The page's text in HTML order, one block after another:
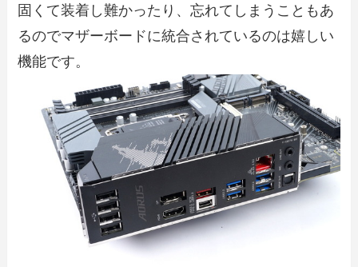
固くて装着し難かったり、忘れてしまうこともあ
るのでマザーボードに統合されているのは嬉しい
機能です。